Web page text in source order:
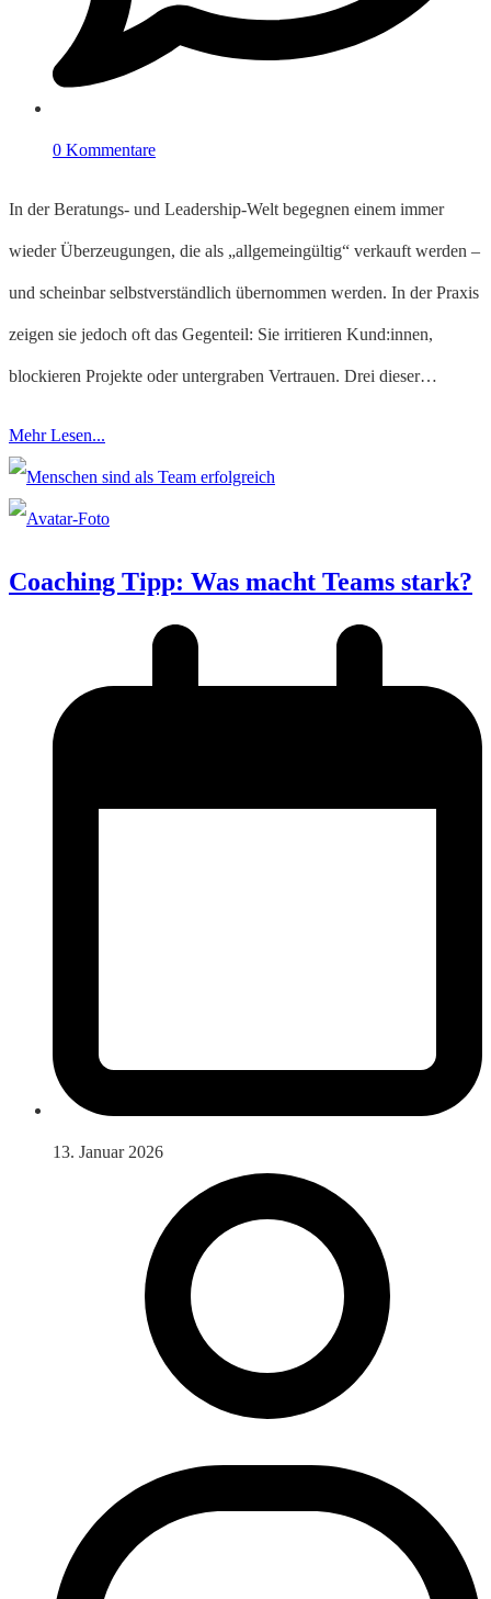
0 Kommentare
In der Beratungs- und Leadership-Welt begegnen einem immer
wieder Überzeugungen, die als „allgemeingültig“ verkauft werden –
und scheinbar selbstverständlich übernommen werden. In der Praxis
zeigen sie jedoch oft das Gegenteil: Sie irritieren Kund:innen,
blockieren Projekte oder untergraben Vertrauen. Drei dieser…
Mehr Lesen...
Coaching Tipp: Was macht Teams stark?
13. Januar 2026